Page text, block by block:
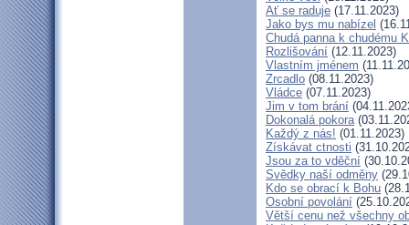
Ať se raduje (17.11.2023)
Jako bys mu nabízel
Chudá panna k chudému
Rozlišování (12.11.2023)
Vlastním jménem
Zrcadlo (08.11.2023)
Vládce (07.11.2023)
Jim v tom brání
Dokonalá pokora
Každý z nás! (01.11.2023)
Získávat ctnosti
Jsou za to vděční
Svědky naší odměny
Kdo se obrací k Bohu
Osobní povolání
Větší cenu než všechny